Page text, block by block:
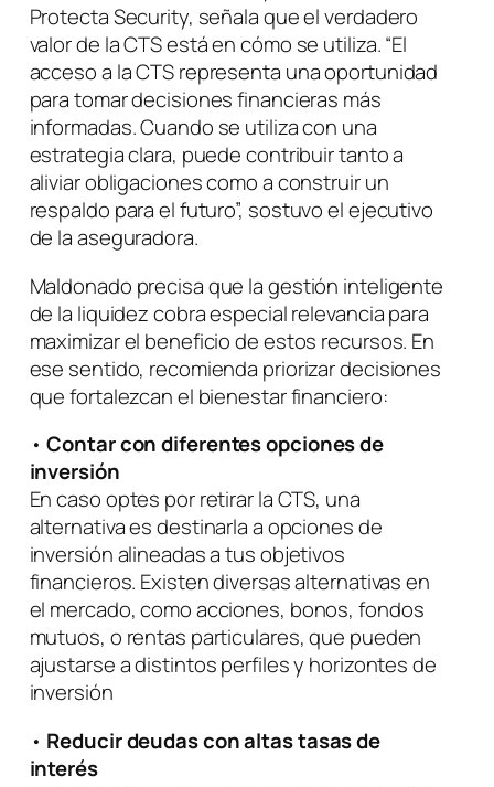
Protecta Security, señala que el verdadero
valor de la CTS está en cómo se utiliza.“El
acceso a la CTS representa una oportunidad
para tomar decisiones financieras más
informadas. Cuando se utiliza con una
estrategia clara, puede contribuir tanto a
aliviar obligaciones como a construir un
respaldo para el futuro”, sostuvo el ejecutivo
de la aseguradora.
Maldonado precisa que la gestión inteligente
de la liquidez cobra especial relevancia para
maximizar el beneficio de estos recursos. En
ese sentido, recomienda priorizar decisiones
que fortalezcan el bienestar financiero:
•Contar con diferentes opciones de
inversión
En caso optes por retirar la CTS, una
alternativa es destinarla a opciones de
inversión alineadas a tus objetivos
financieros. Existen diversas alternativas en
el mercado, como acciones, bonos, fondos
mutuos, o rentas particulares, que pueden
ajustarse a distintos perfiles y horizontes de
inversión
• Reducir deudas con altas tasas de
interés